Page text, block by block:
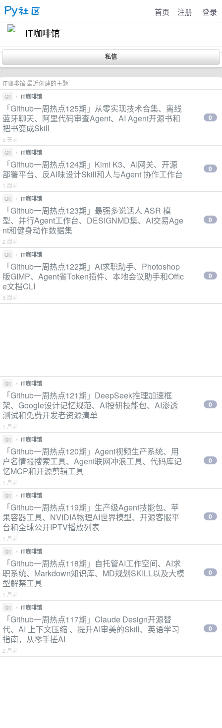
首页 注册 登录
IT咖啡馆
IT咖啡馆 最近创建的主题
Git • IT咖啡馆
「Github一周热点125期」从零实现技术合集、离线
蓝牙聊天、阿里代码审查Agent、AI Agent开源书和
把书变成Skill
5 天前
0
Git • IT咖啡馆
「Github一周热点124期」Kimi K3、AI网关、开源
部署平台、反AI味设计Skill和人与Agent 协作工作台
1 周前
0
Git • IT咖啡馆
「Github一周热点123期」最强多说话人 ASR 模
型、并行Agent工作台、DESIGNMD集、AI交易Age
nt和健身动作数据集
2 周前
0
Git • IT咖啡馆
「Github一周热点122期」AI求职助手、Photoshop
版GIMP、Agent省Token插件、本地会议助手和Offic
e文档CLI
3 周前
0
Git • IT咖啡馆
「Github一周热点121期」DeepSeek推理加速框
架、Google设计记忆规范、AI投研技能包、AI渗透
测试和免费开发者资源清单
1 月前
0
Git • IT咖啡馆
「Github一周热点120期」Agent视频生产系统、用
户名情报搜索工具、Agent联网冲浪工具、代码库记
忆MCP和开源剪辑工具
1 月前
0
Git • IT咖啡馆
「Github一周热点119期」生产级Agent技能包、苹
果容器工具、NVIDIA物理AI世界模型、开源客服平
台和全球公开IPTV播放列表
1 月前
0
Git • IT咖啡馆
「Github一周热点118期」自托管AI工作空间、AI求
职系统、Markdown知识库、MD规划SKILL以及大模
型解禁工具
1 月前
0
Git • IT咖啡馆
「Github一周热点117期」Claude Design开源替
代、AI 上下文压缩 、提升AI审美的Skill、英语学习
指南，从零手搓AI
2 月前
0